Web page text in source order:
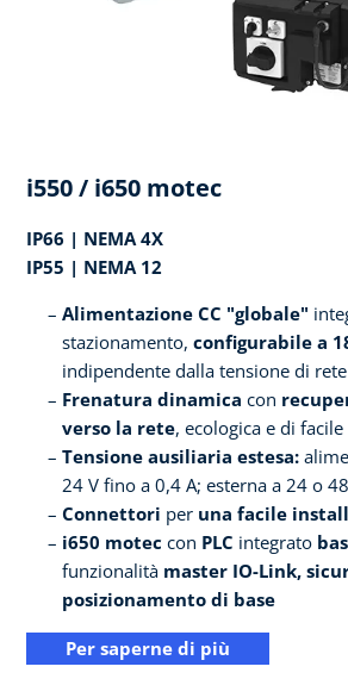
i550 / i650 motec
IP66 | NEMA 4X
IP55 | NEMA 12
Alimentazione CC "globale"
stazionamento, configurabile a
indipendente dalla tensione di rete
Frenatura dinamica con
verso la rete, ecologica e di
Tensione ausiliaria estesa:
24 V fino a 0,4 A; esterna a 24 o
Connettori per una facile
i650 motec con PLC integrato
funzionalità master IO-Link,
posizionamento di base
Per saperne di più